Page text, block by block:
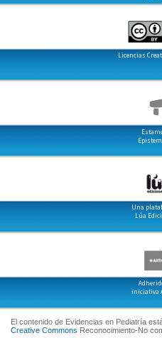
Licencias
Una
Lúa
iniciativa
El contenido de Evidencias en Pediatría
Creative Commons Reconocimiento-No